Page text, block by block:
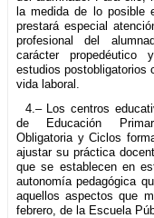
la medida de lo posible
prestará especial
profesional del
carácter propedéutico
estudios postobligatorios
vida laboral.
4.– Los centros
de Educación
Obligatoria y Ciclos
ajustar su práctica
que se establecen en
autonomía pedagógica
aquellos aspectos que
febrero, de la Escuela